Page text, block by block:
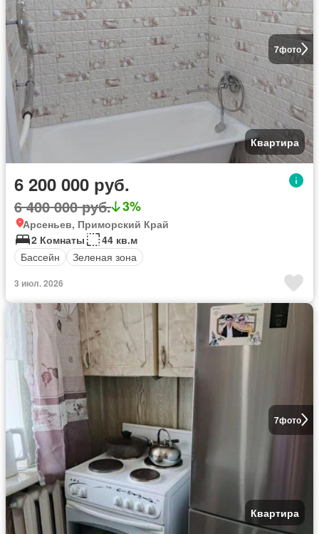
7фото
Квартира
6 200 000 руб.
6 400 000 руб. 3%
Арсеньев, Приморский Край
2 Комнаты
44 кв.м
Бассейн
Зеленая зона
3 июл. 2026
7фото
Квартира